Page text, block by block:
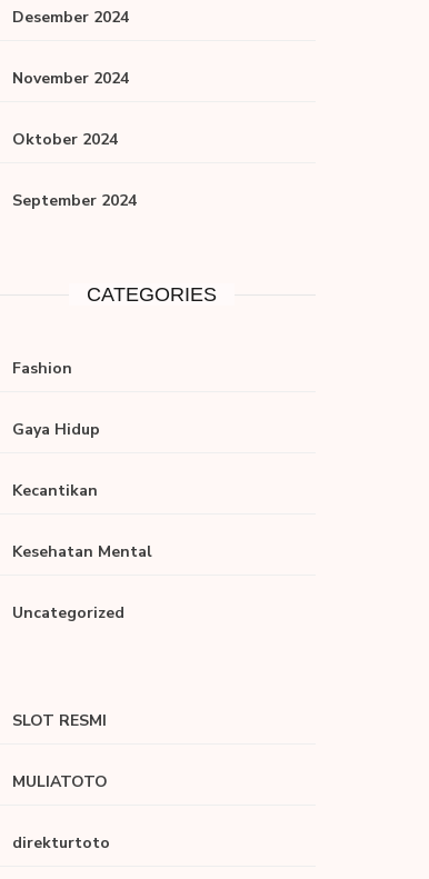
Desember 2024
November 2024
Oktober 2024
September 2024
CATEGORIES
Fashion
Gaya Hidup
Kecantikan
Kesehatan Mental
Uncategorized
SLOT RESMI
MULIATOTO
direkturtoto